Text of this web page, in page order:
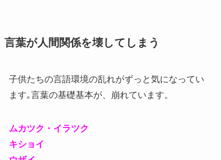
言葉が人間関係を壊してしまう
子供たちの言語環境の乱れがずっと気になってい
ます｡言葉の基礎基本が、崩れています。
ムカツク・イラツク
キショイ